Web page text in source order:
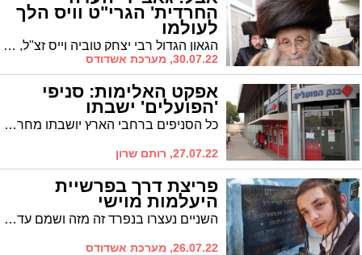
החרדית' הגרי"ט וויס הלך
לעולמו
הגאון הגדול רבי יצחק טוביה וייס זצ"ל, גאב"ד 'העדה החרדית' בירושלים ומורה דרכה במשך כשני עשורים. הלך לעולמו במהלך ליל השבת האחרונה. בן 95 היה בפטירתו.
30.07.22, מערכת אשדודס
אפקט האלימות: סניפי
'הפועלים' ישבתו
כל הסניפים ברחבי הארץ יושבתו מחר עד השעה 11:00 במחאה על האלימות והעומסים איתם מתמודדים העובדים לא תתקיים מחר (יום רביעי) קבלת קהל ולא יינתן מענה טלפוני עד השעה 11:00 בכל סניפי הבנק, מרכזי הייעוץ והמוקד הטלפוני
27.07.22, רותם שרון
פריצת דרך בפרשיית
היעלמות מוישי
השניים נעצרו בנפרד זה מזה ושמם עדיין אסור בפרסום. הם מכחישים את החשדות. מעצרם הוארך ב-6 ימים
26.07.22, מערכת אשדודס